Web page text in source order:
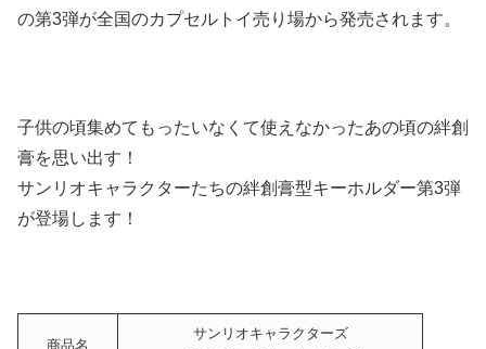
の第3弾が全国のカプセルトイ売り場から発売されます。
子供の頃集めてもったいなくて使えなかったあの頃の絆創
膏を思い出す！
サンリオキャラクターたちの絆創膏型キーホルダー第3弾
が登場します！
商品名
サンリオキャラクターズ